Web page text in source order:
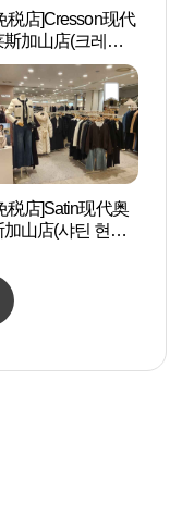
税店]Cresson现代
加山店(크레송
울렛 가산점)
税店]Satin现代奥
山店(샤틴 현대